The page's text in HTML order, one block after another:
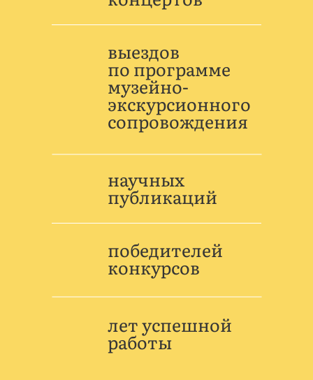
выездов
по программе
музейно-
экскурсионного
сопровождения
победителей
конкурсов
научных
публикаций
лет успешной
работы